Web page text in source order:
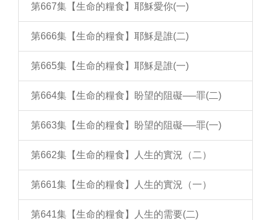
第667集【生命的糧食】耶穌愛你(一)
第666集【生命的糧食】耶穌是誰(二)
第665集【生命的糧食】耶穌是誰(一)
第664集【生命的糧食】盼望的阻礙──罪(二)
第663集【生命的糧食】盼望的阻礙──罪(一)
第662集【生命的糧食】人生的實況（二）
第661集【生命的糧食】人生的實況（一）
第641集【生命的糧食】人生的需要(二)